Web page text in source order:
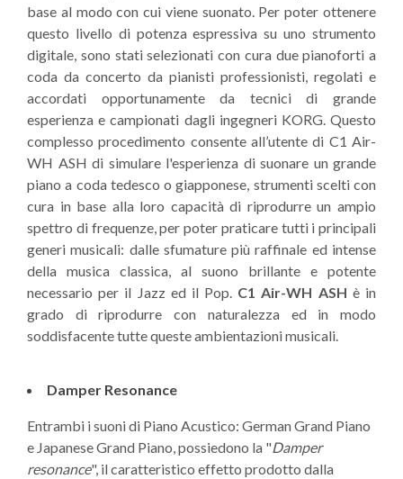
base al modo con cui viene suonato. Per poter ottenere
questo livello di potenza espressiva su uno strumento
digitale, sono stati selezionati con cura due pianoforti a
coda da concerto da pianisti professionisti, regolati e
accordati opportunamente da tecnici di grande
esperienza e campionati dagli ingegneri KORG. Questo
complesso procedimento consente all’utente di C1 Air-
WH ASH di simulare l'esperienza di suonare un grande
piano a coda tedesco o giapponese, strumenti scelti con
cura in base alla loro capacità di riprodurre un ampio
spettro di frequenze, per poter praticare tutti i principali
generi musicali: dalle sfumature più raffinale ed intense
della musica classica, al suono brillante e potente
necessario per il Jazz ed il Pop. C1 Air-WH ASH è in
grado di riprodurre con naturalezza ed in modo
soddisfacente tutte queste ambientazioni musicali.
Damper Resonance
Entrambi i suoni di Piano Acustico: German Grand Piano
e Japanese Grand Piano, possiedono la "Damper
resonance", il caratteristico effetto prodotto dalla